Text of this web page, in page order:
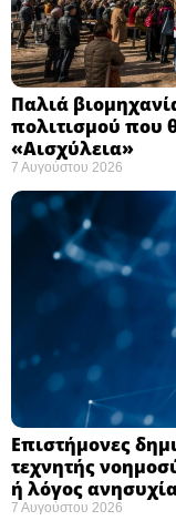
Παλιά
πολιτισμού που
«Αισχύλεια» ​
7 Αυγούστου 2026
Επιστήμονες
τεχνητής
ή λόγος
7 Αυγούστου 2026